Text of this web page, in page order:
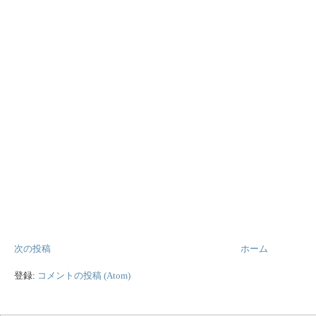
次の投稿 ホーム
登録: コメントの投稿 (Atom)